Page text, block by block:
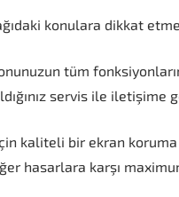
konulara dikkat
tüm
servis ile iletişime
kaliteli bir ekran
hasarlara karşı